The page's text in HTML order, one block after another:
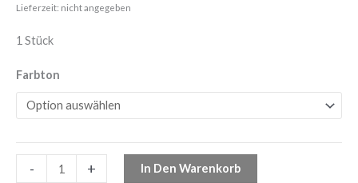
Lieferzeit: nicht angegeben
1 Stück
Farbton
- + In Den Warenkorb